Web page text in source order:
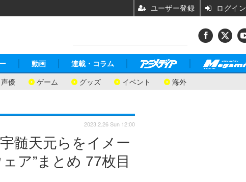
声優 ゲーム グッズ イベント 海外
動画 連載・コラム
髄天元らをイメー
ア”まとめ 77枚目
2023.2.26 Sun 12:00
ユーザー登録 ログイン